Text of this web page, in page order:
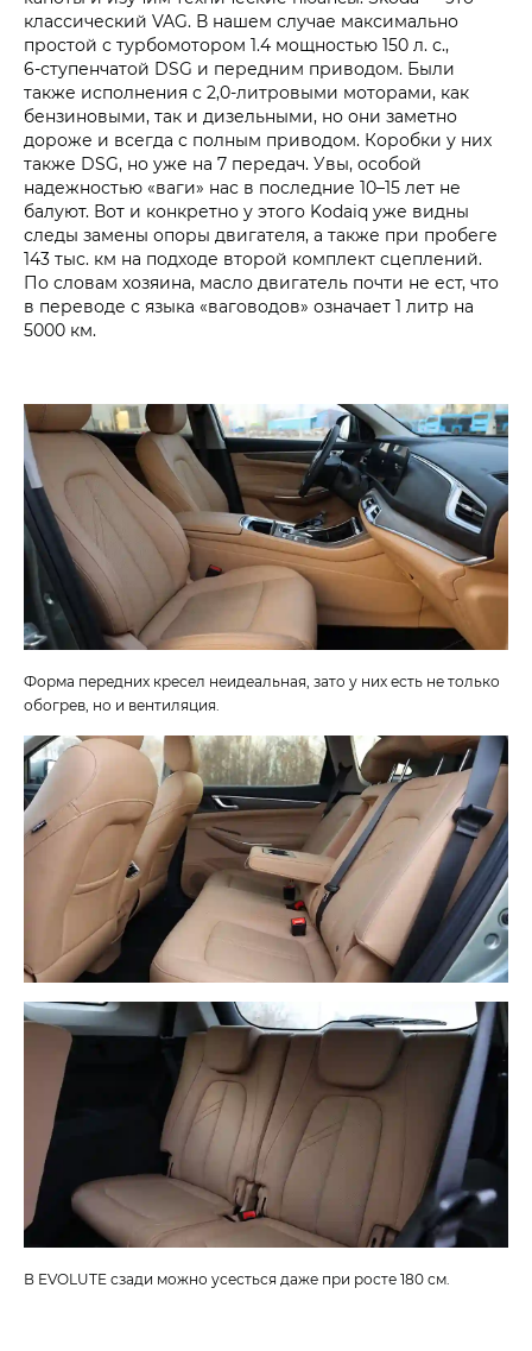
классический VAG. В нашем случае максимально
простой с турбомотором 1.4 мощностью 150 л. с.,
6‑ступенчатой DSG и передним приводом. Были
также исполнения с 2,0‑литровыми моторами, как
бензиновыми, так и дизельными, но они заметно
дороже и всегда с полным приводом. Коробки у них
также DSG, но уже на 7 передач. Увы, особой
надежностью «ваги» нас в последние 10–15 лет не
балуют. Вот и конкретно у этого Kodaiq уже видны
следы замены опоры двигателя, а также при пробеге
143 тыс. км на подходе второй комплект сцеплений.
По словам хозяина, масло двигатель почти не ест, что
в переводе с языка «ваговодов» означает 1 литр на
5000 км.
Форма передних кресел неидеальная, зато у них есть не только
обогрев, но и вентиляция.
В EVOLUTE сзади можно усесться даже при росте 180 см.